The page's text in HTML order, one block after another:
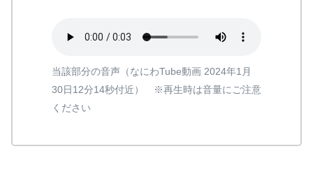
当該部分の音声（なにわTube動画 2024年1月
30日12分14秒付近） ※再生時は音量にご注意
ください